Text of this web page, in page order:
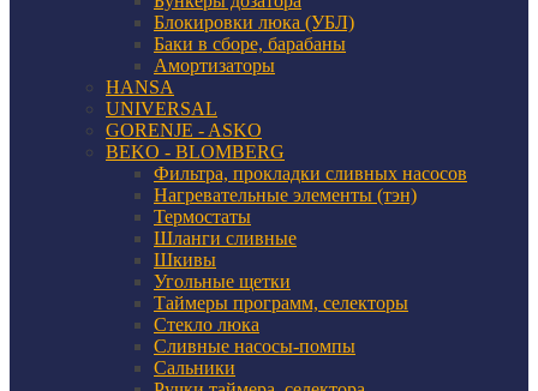
Блокировки люка (УБЛ)
Баки в сборе, барабаны
Амортизаторы
HANSA
UNIVERSAL
GORENJE - ASKO
BEKO - BLOMBERG
Фильтра, прокладки сливных насосов
Нагревательные элементы (тэн)
Термостаты
Шланги сливные
Шкивы
Угольные щетки
Таймеры программ, селекторы
Стекло люка
Сливные насосы-помпы
Сальники